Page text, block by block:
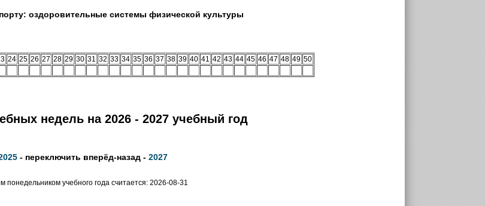
оздоровительные системы физической культуры
24 25 26 27 28 29 30 31 32 33 34 35 36 37 38 39 40 41 42 43 44 45 46 47 48 49 50
недель на 2026 - 2027 учебный год
- переключить вперёд-назад - 2027
понедельником учебного года считается: 2026-08-31